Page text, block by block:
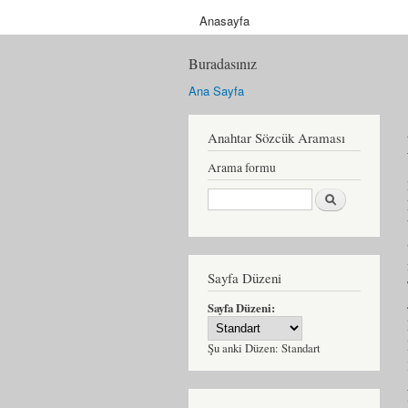
Anasayfa
Buradasınız
Ana Sayfa
Anahtar Sözcük Araması
Arama formu
Ara
Sayfa Düzeni
Sayfa Düzeni:
Şu anki Düzen: Standart